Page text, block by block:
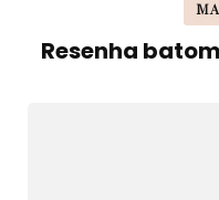
Resenha